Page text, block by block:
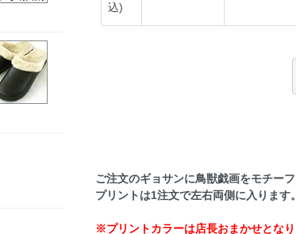
込)
ご注文のギョサンに鳥獣戯画をモチー
プリントは1注文で左右両側に入ります。
※プリントカラーは店長おまかせとな